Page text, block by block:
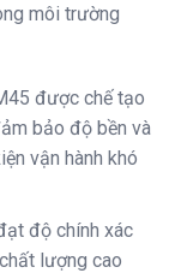
môi trường
được chế tạo
bảo độ bền và
vận hành khó
độ chính xác
lượng cao